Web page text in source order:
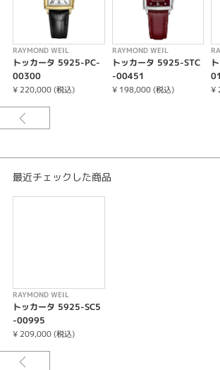
910年代半ばから1930年代にかけて欧米で流行したア
レーションを受けた、新しいトッカータ。洗練された
ラーケースとシンプルなダイアルが特徴です。スイス
ムーブメントを搭載しています。 クオーツ式ムーブメ
ータコレクションでは、2014年にコレクションが誕生
性用の数多くのラインナップを展開してきました。シ
なデザインで、幅広い場面で着用を楽しんでいただけ
ゴールド PVD加工
RAYMOND WEIL
トッカータ 5925-PC-
00300
¥ 220,000 (税込)
RAYMOND WEIL
トッカータ 5925-STC
-00451
¥ 198,000 (税込) ¥
最近チェックした商品
RAYMOND WEIL
トッカータ 5925-SC5
-00995
¥ 209,000 (税込)